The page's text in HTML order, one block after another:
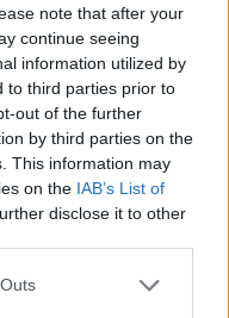
note that after your
continue seeing
information utilized by
to third parties prior to
out of the further
by third parties on the
This information may
on the IAB’s List of
disclose it to other